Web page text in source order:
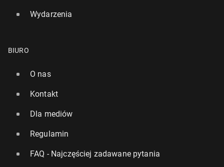
Wydarzenia
BIURO
O nas
Kontakt
Dla mediów
Regulamin
FAQ - Najczęściej zadawane pytania